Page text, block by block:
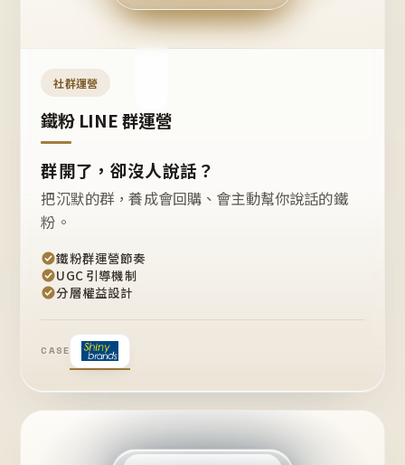
開團
嗎？
社群運營
鐵粉 LINE 群運營
群開了，卻沒人說話？
把沉默的群，養成會回購、會主動幫你說話的鐵
粉。
鐵粉群運營節奏
UGC 引導機制
分層權益設計
CASE